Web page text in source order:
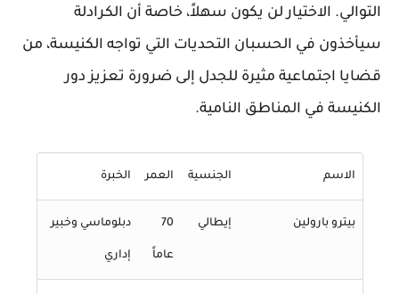
التوالي. الاختيار لن يكون سهلاً، خاصة أن الكرادلة
سيأخذون في الحسبان التحديات التي تواجه الكنيسة، من
قضايا اجتماعية مثيرة للجدل إلى ضرورة تعزيز دور
الكنيسة في المناطق النامية.
الاسم الجنسية العمر الخبرة
بيترو بارولين إيطالي 70
عاماً
دبلوماسي وخبير
إداري